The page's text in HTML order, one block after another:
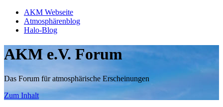
AKM Webseite
Atmosphärenblog
Halo-Blog
AKM e.V. Forum
Das Forum für atmosphärische Erscheinungen
Zum Inhalt